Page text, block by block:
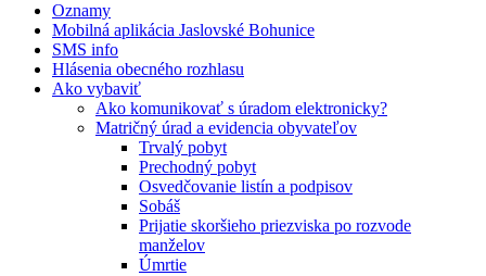
Oznamy
Mobilná aplikácia Jaslovské Bohunice
SMS info
Hlásenia obecného rozhlasu
Ako vybaviť
Ako komunikovať s úradom elektronicky?
Matričný úrad a evidencia obyvateľov
Trvalý pobyt
Prechodný pobyt
Osvedčovanie listín a podpisov
Sobáš
Prijatie skoršieho priezviska po rozvode
manželov
Úmrtie